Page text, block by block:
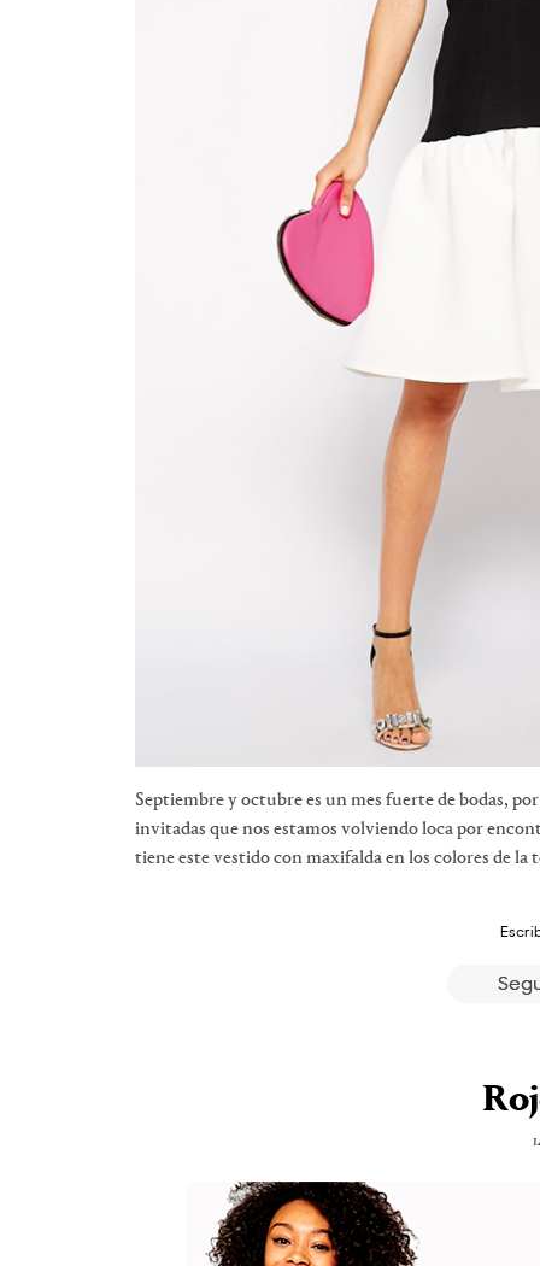
Septiembre y octubre es un mes fuerte de bodas,
invitadas que nos estamos volviendo loca por
tiene este vestido con maxifalda en los colores de